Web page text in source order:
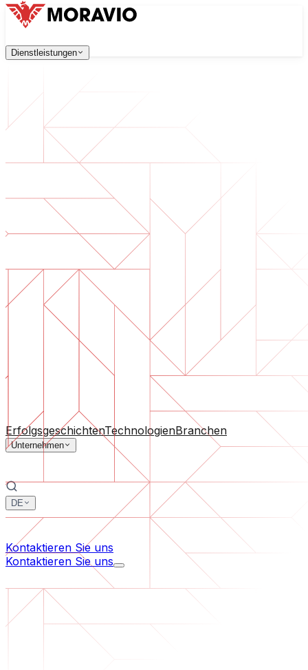
Dienstleistungen
Softwareentwicklung
Webanwendungen, die skalierbar, sicher und
Digitale Transformation
Digitalisieren Sie Ihr Unternehmen. Bereiten Sie sich auf
KI-Softwareentwicklung
Maßgeschneiderte KI-Tools, integriert in Ihre Prozesse.
Produktentwicklung
Von der Idee zum fertigen Produkt — Design,
Technische Due Diligence
Qualitätsbewertung und Risikoidentifikation in Ihrer
Software-Support
Laufende Wartung oder Rettung eines Projekts, das aus
Nach Unternehmensgröße
Für mittelständische Unternehmen
Alle Dienstleistungen
ErfolgsgeschichtenTechnologienBranchen
Unternehmen
DE
한국어
Kontaktieren Sie uns
Kontaktieren Sie uns
Alle Dienstleistungen→
English
Kontaktieren Sie uns